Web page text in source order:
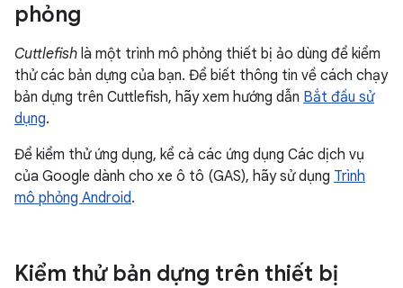
phỏng
Cuttlefish là một trình mô phỏng thiết bị ảo dùng để kiểm
thử các bản dựng của bạn. Để biết thông tin về cách chạy
bản dựng trên Cuttlefish, hãy xem hướng dẫn Bắt đầu sử
dụng.
Để kiểm thử ứng dụng, kể cả các ứng dụng Các dịch vụ
của Google dành cho xe ô tô (GAS), hãy sử dụng Trình
mô phỏng Android.
Kiểm thử bản dựng trên thiết bị